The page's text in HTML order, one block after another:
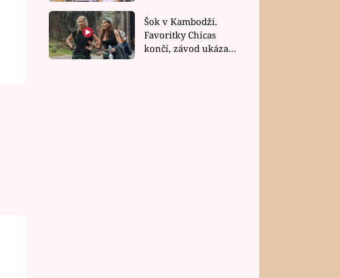
závodu nůž na krku
Šok v Kambodži.
Favoritky Chicas
končí, závod ukázal